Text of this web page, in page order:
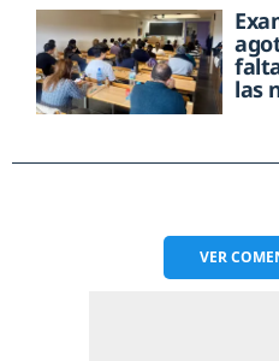
las
VER